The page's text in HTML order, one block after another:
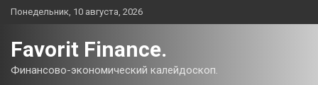
Перейти
Понедельник, 10 августа, 2026
Favorit Finance.
Финансово-экономический калейдоскоп.